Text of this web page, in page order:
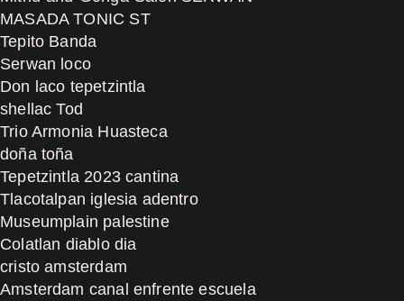
MASADA TONIC ST
Tepito Banda
Serwan loco
Don laco tepetzintla
shellac Tod
Trio Armonia Huasteca
doña toña
Tepetzintla 2023 cantina
Tlacotalpan iglesia adentro
Museumplain palestine
Colatlan diablo dia
cristo amsterdam
Amsterdam canal enfrente escuela